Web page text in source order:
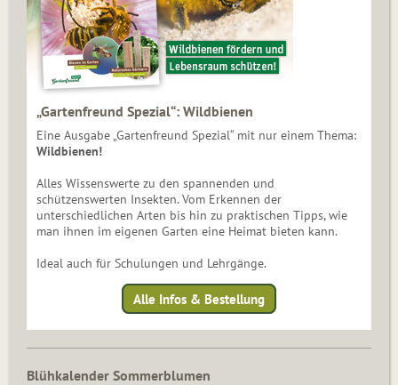
„Gartenfreund Spezial“: Wildbienen
Eine Ausgabe „Gartenfreund Spezial“ mit nur einem Thema:
Wildbienen!
Alles Wissenswerte zu den spannenden und
schützenswerten Insekten. Vom Erkennen der
unterschiedlichen Arten bis hin zu praktischen Tipps, wie
man ihnen im eigenen Garten eine Heimat bieten kann.
Ideal auch für Schulungen und Lehrgänge.
Alle Infos & Bestellung
Blühkalender Sommerblumen